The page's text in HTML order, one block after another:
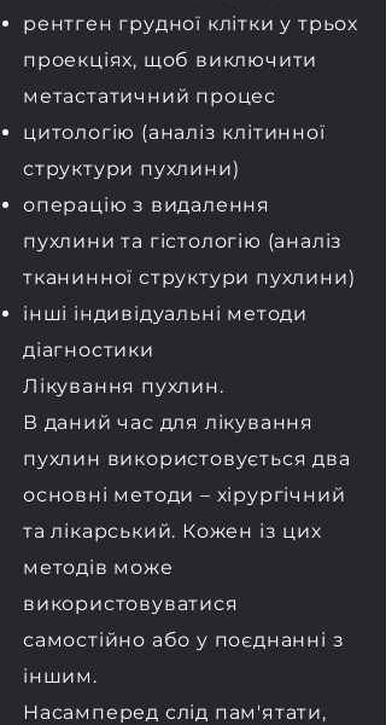
рентген грудної клітки у трьох
проекціях, щоб виключити
метастатичний процес
цитологію (аналіз клітинної
структури пухлини)
операцію з видалення
пухлини та гістологію (аналіз
тканинної структури пухлини)
інші індивідуальні методи
діагностики
Лікування пухлин.
В даний час для лікування
пухлин використовується два
основні методи – хірургічний
та лікарський. Кожен із цих
методів може
використовуватися
самостійно або у поєднанні з
іншим.
Насамперед слід пам'ятати,